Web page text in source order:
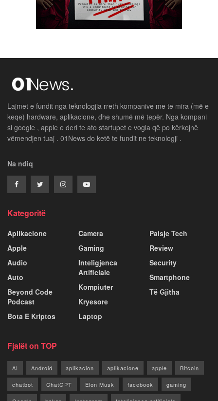
Lajmet e fundit nga teknologjia rreth kompanive me te mira (më e
keqe) hardware, aplikacione, dhe shumë më tepër. Nga kompani
si google , apple e deri te ato startupet e vogla që po kërkojnë
vëmendjen tuaj . 01News do ketë te fundit ne teknologji .
Na ndiq
Kategoritë
Aplikacione
Apple
Audio
Auto
Beyond Code
Podcast
Bota E Kriptos
Camera
Gaming
Inteligjenca
Artificiale
Kompiuter
Kryesore
Laptop
Paisje Tech
Review
Security
Smartphone
Të Gjitha
Fjalët on TOP
AI Android aplikacion aplikacione apple Bitcoin
chatbot ChatGPT Elon Musk facebook gaming